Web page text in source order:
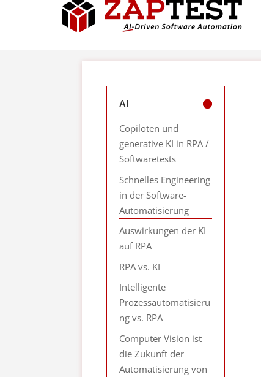
AI
Copiloten und
generative KI in RPA /
Softwaretests
Schnelles Engineering
in der Software-
Automatisierung
Auswirkungen der KI
auf RPA
RPA vs. KI
Intelligente
Prozessautomatisieru
ng vs. RPA
Computer Vision ist
die Zukunft der
Automatisierung von